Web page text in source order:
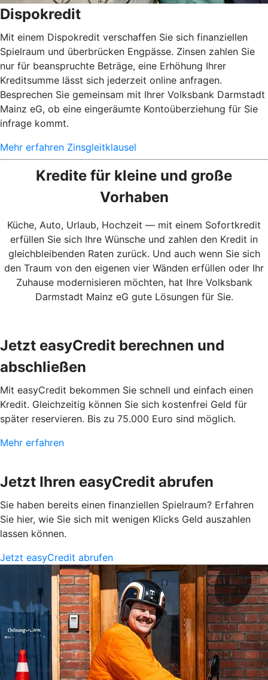
Dispokredit
Mit einem Dispokredit verschaffen Sie sich finanziellen
Spielraum und überbrücken Engpässe. Zinsen zahlen Sie
nur für beanspruchte Beträge, eine Erhöhung Ihrer
Kreditsumme lässt sich jederzeit online anfragen.
Besprechen Sie gemeinsam mit Ihrer Volksbank Darmstadt
Mainz eG, ob eine eingeräumte Kontoüberziehung für Sie
infrage kommt.
Mehr erfahren Zinsgleitklausel
Kredite für kleine und große
Vorhaben
Küche, Auto, Urlaub, Hochzeit — mit einem Sofortkredit
erfüllen Sie sich Ihre Wünsche und zahlen den Kredit in
gleichbleibenden Raten zurück. Und auch wenn Sie sich
den Traum von den eigenen vier Wänden erfüllen oder Ihr
Zuhause modernisieren möchten, hat Ihre Volksbank
Darmstadt Mainz eG gute Lösungen für Sie.
Jetzt easyCredit berechnen und
abschließen
Mit easyCredit bekommen Sie schnell und einfach einen
Kredit. Gleichzeitig können Sie sich kostenfrei Geld für
später reservieren. Bis zu 75.000 Euro sind möglich.
Mehr erfahren
Jetzt Ihren easyCredit abrufen
Sie haben bereits einen finanziellen Spielraum? Erfahren
Sie hier, wie Sie sich mit wenigen Klicks Geld auszahlen
lassen können.
Jetzt easyCredit abrufen